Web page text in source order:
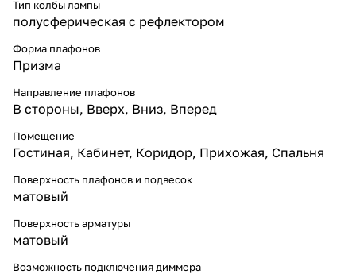
Тип колбы лампы
полусферическая с рефлектором
Форма плафонов
Призма
Направление плафонов
В стороны, Вверх, Вниз, Вперед
Помещение
Гостиная, Кабинет, Коридор, Прихожая, Спальня
Поверхность плафонов и подвесок
матовый
Поверхность арматуры
матовый
Возможность подключения диммера